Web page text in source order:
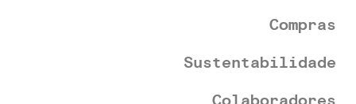
Compras
Sustentabilidade
Colaboradores